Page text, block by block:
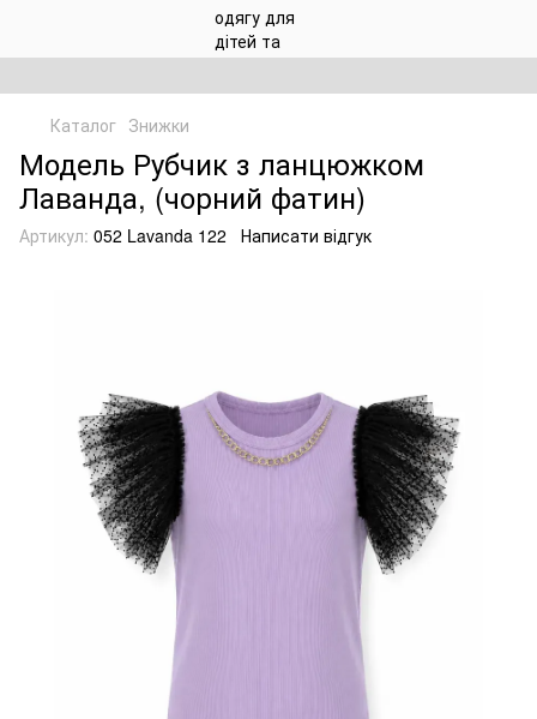
Каталог Знижки
Модель Рубчик з ланцюжком
Лаванда, (чорний фатин)
Артикул: 052 Lavanda 122 Написати відгук